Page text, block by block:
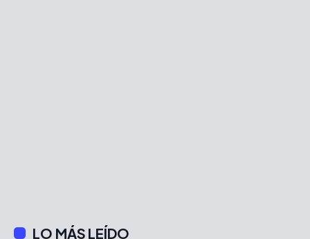
LO MÁS LEÍDO